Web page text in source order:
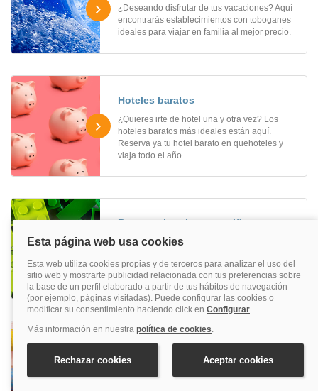
¿Deseando disfrutar de tus vacaciones? Aquí
encontrarás establecimientos con toboganes
ideales para viajar en familia al mejor precio.
Hoteles baratos
¿Quieres irte de hotel una y otra vez? Los
hoteles baratos más ideales están aquí.
Reserva ya tu hotel barato en quehoteles y
viaja todo el año.
Reservar hoteles para niños
Si buscas unas vacaciones en familia, lo ideal
tanto mayores como pequeños, ¡encuentra
aquí el mejor precio!
Reservar hoteles familiares
¿Buscas un hotel para viajar en familia? Aquí
podrás reservar hoteles familiares muy